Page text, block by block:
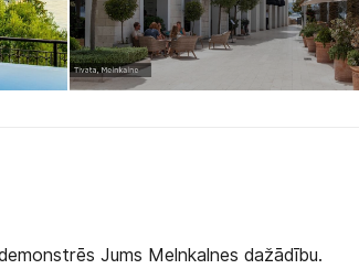
Jums Melnkalnes dažādību.